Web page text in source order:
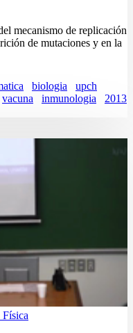
mecanismo de replicación
de mutaciones y en la
biologia
upch
vacuna inmunologia 2013